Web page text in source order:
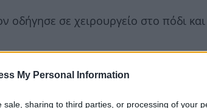
My Personal Information
sale, sharing to third parties, or processing of your
οδήγησε σε χειρουργείο στο πόδι και